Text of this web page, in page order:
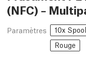
(NFC) –
Paramètres 10x
Rouge